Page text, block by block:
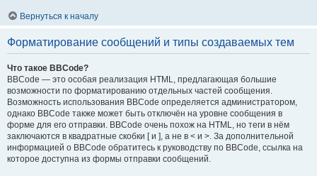
Вернуться к началу
Форматирование сообщений и типы создаваемых тем
Что такое BBCode?
BBCode — это особая реализация HTML, предлагающая большие
возможности по форматированию отдельных частей сообщения.
Возможность использования BBCode определяется администратором,
однако BBCode также может быть отключён на уровне сообщения в
форме для его отправки. BBCode очень похож на HTML, но теги в нём
заключаются в квадратные скобки [ и ], а не в < и >. За дополнительной
информацией о BBCode обратитесь к руководству по BBCode, ссылка на
которое доступна из формы отправки сообщений.